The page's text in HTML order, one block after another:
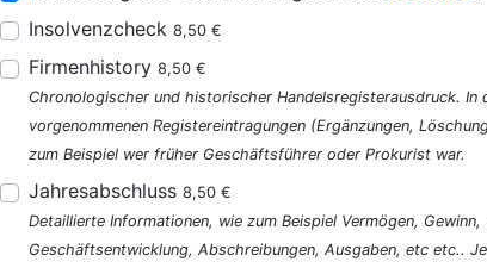
Insolvenzcheck 8,50 €
Firmenhistory 8,50 €
Chronologischer und historischer Handelsregisterausdruck. In
vorgenommenen Registereintragungen (Ergänzungen,
zum Beispiel wer früher Geschäftsführer oder Prokurist war.
Jahresabschluss 8,50 €
Detaillierte Informationen, wie zum Beispiel Vermögen,
Geschäftsentwicklung, Abschreibungen, Ausgaben, etc etc..